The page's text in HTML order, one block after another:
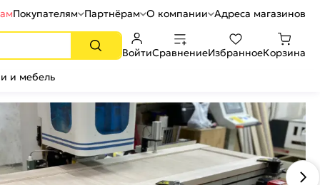
Покупателям Партнёрам О компании Адреса магазинов
ВойтиСравнениеИзбранноеКорзина
и мебель